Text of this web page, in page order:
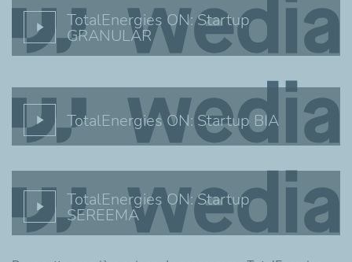
TotalEnergies ON: Startup
GRANULAR
TotalEnergies ON: Startup BIA
TotalEnergies ON: Startup
SEREEMA